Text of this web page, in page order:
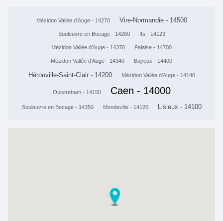
Mézidon Vallée d'Auge - 14270 Vire-Normandie - 14500
Souleuvre en Bocage - 14260 Ifs - 14123
Mézidon Vallée d'Auge - 14370 Falaise - 14700
Mézidon Vallée d'Auge - 14340 Bayeux - 14400
Hérouville-Saint-Clair - 14200 Mézidon Vallée d'Auge - 14140
Ouistreham - 14150 Caen - 14000
Souleuvre en Bocage - 14350 Mondeville - 14120 Lisieux - 14100